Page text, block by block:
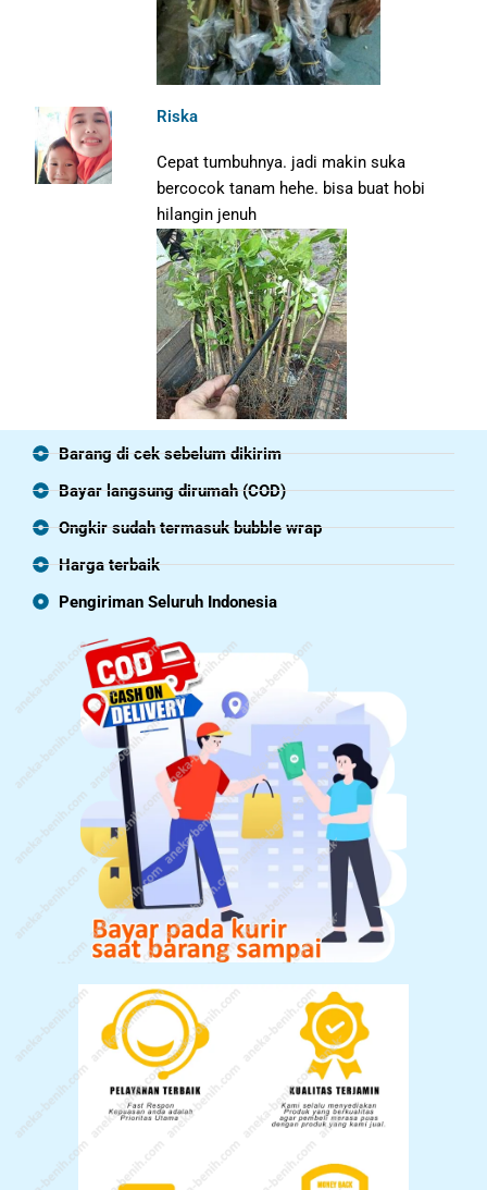
Riska
Cepat tumbuhnya. jadi makin suka
bercocok tanam hehe. bisa buat hobi
hilangin jenuh
Barang di cek sebelum dikirim
Bayar langsung dirumah (COD)
Ongkir sudah termasuk bubble wrap
Harga terbaik
Pengiriman Seluruh Indonesia